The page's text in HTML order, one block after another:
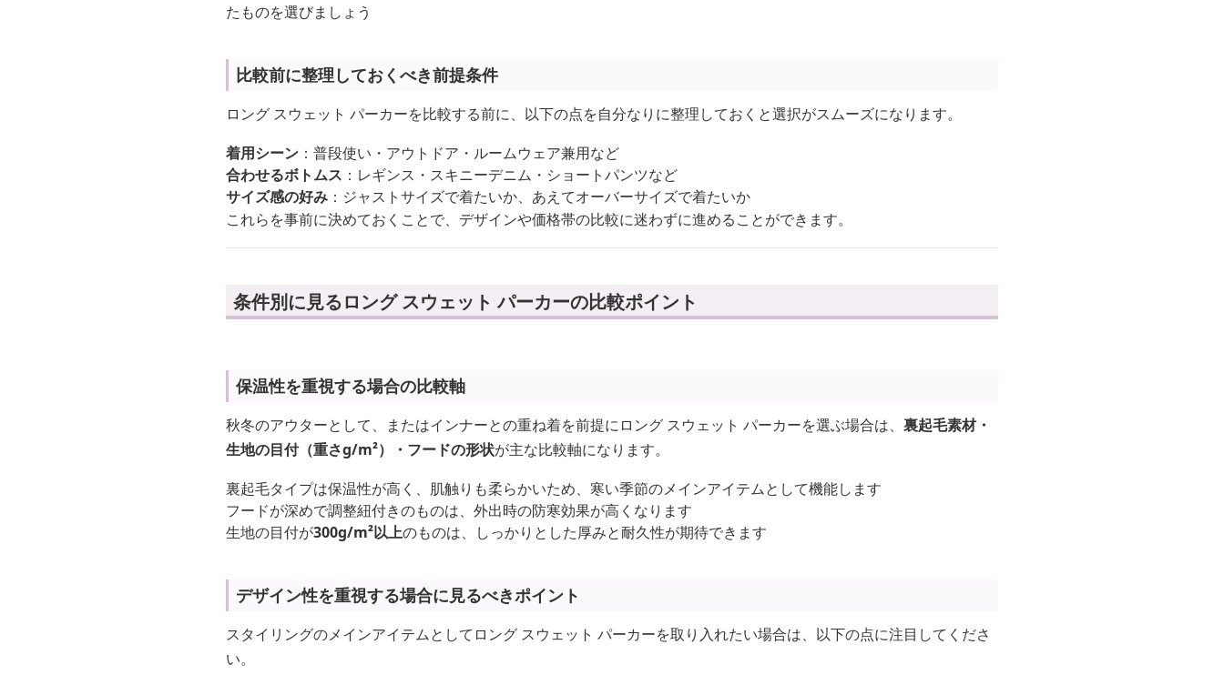
たものを選びましょう
比較前に整理しておくべき前提条件
ロング スウェット パーカーを比較する前に、以下の点を自分なりに整理しておくと選択がスムーズになります。
着用シーン ：普段使い・アウトドア・ルームウェア兼用など
合わせるボトムス ：レギンス・スキニーデニム・ショートパンツなど
サイズ感の好み ：ジャストサイズで着たいか、あえてオーバーサイズで着たいか
これらを事前に決めておくことで、デザインや価格帯の比較に迷わずに進めることができます。
条件別に見るロング スウェット パーカーの比較ポイント
保温性を重視する場合の比較軸
秋冬のアウターとして、またはインナーとの重ね着を前提にロング スウェット パーカーを選ぶ場合は、 裏起毛素材・
生地の目付（重さg/m²）・フードの形状が主な比較軸になります。
裏起毛タイプは保温性が高く、肌触りも柔らかいため、寒い季節のメインアイテムとして機能します
フードが深めで調整紐付きのものは、外出時の防寒効果が高くなります
生地の目付が300g/m²以上のものは、しっかりとした厚みと耐久性が期待できます
デザイン性を重視する場合に見るべきポイント
スタイリングのメインアイテムとしてロング スウェット パーカーを取り入れたい場合は、以下の点に注目してくださ
い。